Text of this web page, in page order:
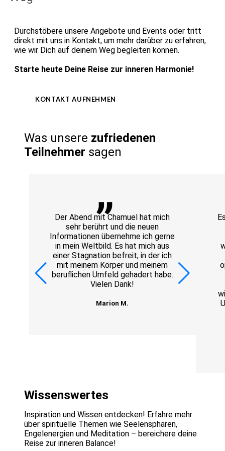
Durchstöbere unsere Angebote und Events oder tritt
direkt mit uns in Kontakt, um mehr darüber zu erfahren,
wie wir Dich auf deinem Weg begleiten können.
Starte heute Deine Reise zur inneren Harmonie!
KONTAKT AUFNEHMEN
Was unsere zufriedenen
Teilnehmer sagen
Der Abend mit Chamuel hat mich
sehr berührt und die neuen
Informationen übernehme ich gerne
in mein Weltbild. Es hat mich aus
einer Stagnation befreit, in der ich
mit meinem Körper und meinem
beruflichen Umfeld gehadert habe.
Vielen Dank!
Marion M.
Wissenswertes
Inspiration und Wissen entdecken! Erfahre mehr
über spirituelle Themen wie Seelensphären,
Engelenergien und Meditation – bereichere deine
Reise zur inneren Balance!